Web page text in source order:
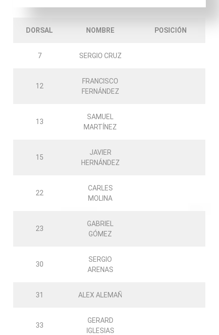
DORSAL NOMBRE POSICIÓN
7 SERGIO CRUZ
12
FRANCISCO
FERNÁNDEZ
13
SAMUEL
MARTÍNEZ
15
JAVIER
HERNÁNDEZ
22
CARLES
MOLINA
23
GABRIEL
GÓMEZ
30
SERGIO
ARENAS
31 ALEX ALEMAÑ
33
GERARD
IGLESIAS